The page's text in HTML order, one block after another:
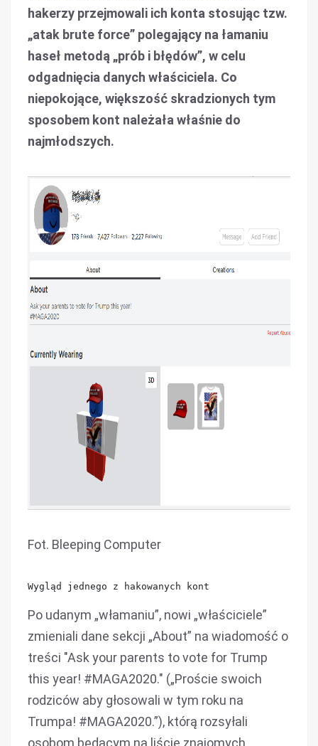
hakerzy przejmowali ich konta stosując tzw.
„atak brute force” polegający na łamaniu
haseł metodą „prób i błędów”, w celu
odgadnięcia danych właściciela. Co
niepokojące, większość skradzionych tym
sposobem kont należała właśnie do
najmłodszych.
Fot. Bleeping Computer
Wygląd jednego z hakowanych kont
Po udanym „włamaniu”, nowi „właściciele”
zmieniali dane sekcji „About” na wiadomość o
treści "Ask your parents to vote for Trump
this year! #MAGA2020." („Proście swoich
rodziców aby głosowali w tym roku na
Trumpa! #MAGA2020.”), którą rozsyłali
osobom będącym na liście znajomych.